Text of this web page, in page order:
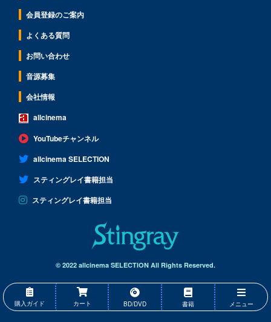
購入ガイド カート BD/DVD 書籍 メニュー
会員登録のご案内
よくある質問
お問い合わせ
音源募集
会社情報
allcinema
YouTubeチャンネル
allcinema SELECTION
スティングレイ書籍担当
スティングレイ書籍担当
© 2022 allcinema SELECTION All Rights Reserved.